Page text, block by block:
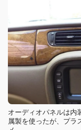
オーディオパネルは内
属製を使ったが、プラ